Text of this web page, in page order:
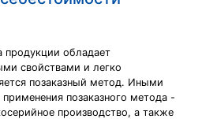
продукции обладает
свойствами и легко
позаказный метод. Иными
позаказного метода -
производство, а также